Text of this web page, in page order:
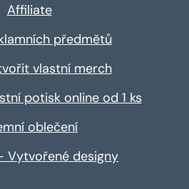
Affiliate
předmětů
vlastní merch
potisk online od 1 ks
oblečení
Vytvořené designy